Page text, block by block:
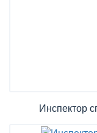
Инспектор